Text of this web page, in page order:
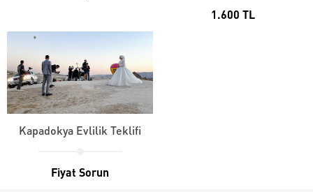
1.600 TL
Kapadokya Evlilik Teklifi
Fiyat Sorun